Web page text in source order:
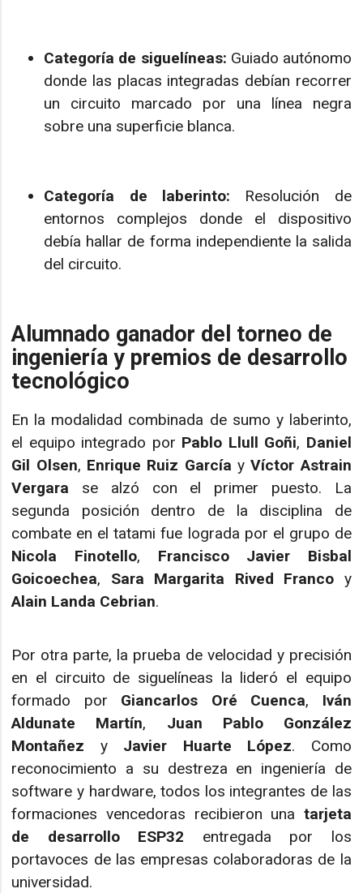
Categoría de siguelíneas: Guiado autónomo
donde las placas integradas debían recorrer
un circuito marcado por una línea negra
sobre una superficie blanca.
Categoría de laberinto: Resolución de
entornos complejos donde el dispositivo
debía hallar de forma independiente la salida
del circuito.
Alumnado ganador del torneo de
ingeniería y premios de desarrollo
tecnológico
En la modalidad combinada de sumo y laberinto,
el equipo integrado por Pablo Llull Goñi, Daniel
Gil Olsen, Enrique Ruiz García yVíctor Astrain
Vergara se alzó con el primer puesto. La
segunda posición dentro de la disciplina de
combate en el tatami fue lograda por el grupo de
Nicola Finotello, Francisco Javier Bisbal
Goicoechea, Sara Margarita Rived Franco y
Alain Landa Cebrian.
Por otra parte, la prueba de velocidad y precisión
en el circuito de siguelíneas la lideró el equipo
formado por Giancarlos Oré Cuenca, Iván
Aldunate Martín, Juan Pablo González
Montañez y Javier Huarte López. Como
reconocimiento a su destreza en ingeniería de
software y hardware, todos los integrantes de las
formaciones vencedoras recibieron una tarjeta
de desarrollo ESP32 entregada por los
portavoces de las empresas colaboradoras de la
universidad.